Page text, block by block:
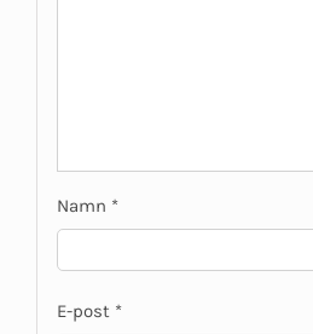
Namn *
E-post *